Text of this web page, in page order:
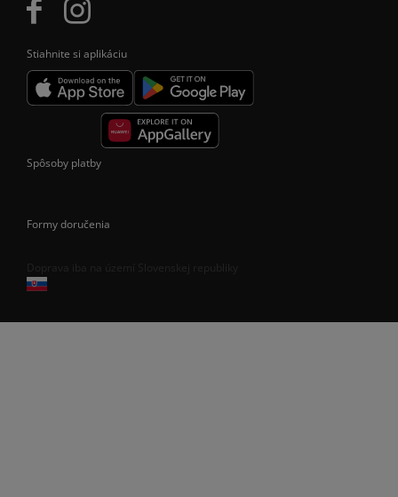
Stiahnite si aplikáciu
Spôsoby platby
Formy doručenia